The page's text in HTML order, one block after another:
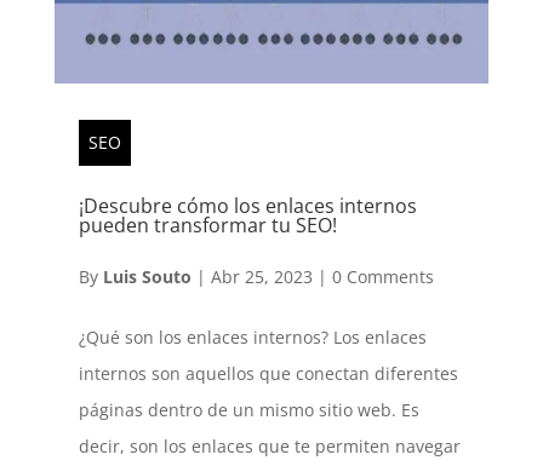
SEO
¡Descubre cómo los enlaces internos
pueden transformar tu SEO!
By Luis Souto | Abr 25, 2023 | 0 Comments
¿Qué son los enlaces internos? Los enlaces
internos son aquellos que conectan diferentes
páginas dentro de un mismo sitio web. Es
decir, son los enlaces que te permiten navegar